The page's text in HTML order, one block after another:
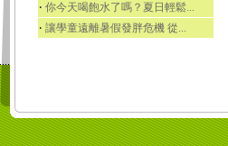
‧ 你今天喝飽水了嗎？夏日輕鬆...
‧ 讓學童遠離暑假發胖危機 從...